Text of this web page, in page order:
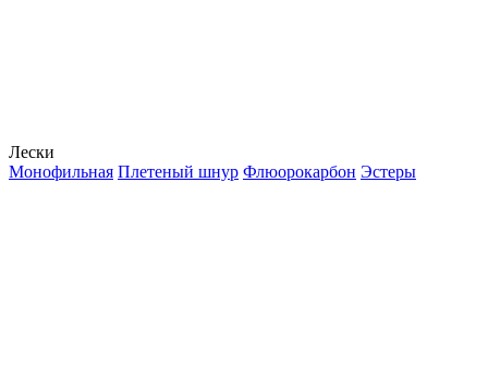
Лески
Монофильная Плетеный шнур Флюорокарбон Эстеры